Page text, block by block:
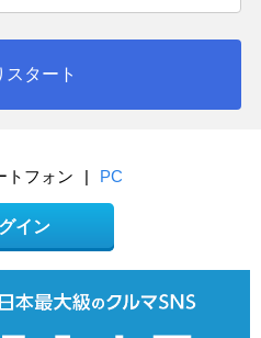
スタート
トフォン | PC
イン